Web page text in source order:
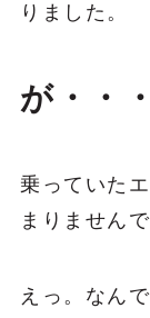
りました。
が・・・
乗っていた
まりませんで
えっ。なん